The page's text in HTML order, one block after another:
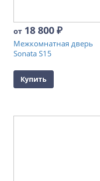
от 18 800₽
Межкомнатная дверь
Sonata S15
Купить